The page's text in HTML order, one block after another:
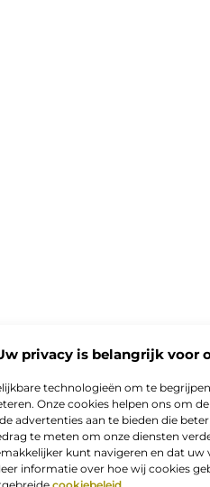
privacy is belangrijk voor
technologieën om te
Onze cookies helpen ons om
advertenties aan te bieden die
te meten om onze diensten
kunt navigeren en dat
informatie over hoe wij cookies